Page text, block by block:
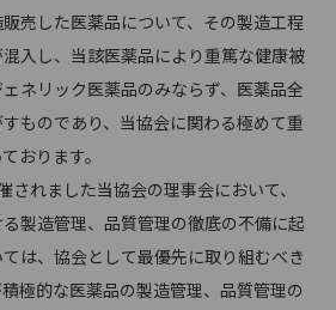
売した医薬品について、その製造工程
入し、当該医薬品により重篤な健康被
ネリック医薬品のみならず、医薬品全
ものであり、当協会に関わる極めて重
おります。
れました当協会の理事会において、
る製造管理、品質管理の徹底の不備に起
は、協会として最優先に取り組むべき
極的な医薬品の製造管理、品質管理の